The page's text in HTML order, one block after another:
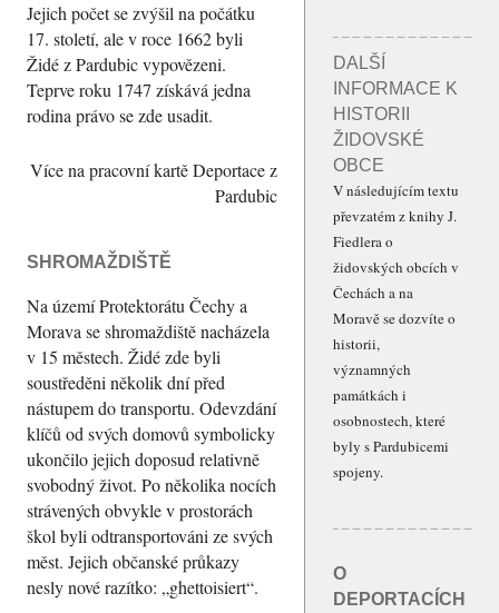
Jejich počet se zvýšil na počátku
17. století, ale v roce 1662 byli
Židé z Pardubic vypovězeni.
Teprve roku 1747 získává jedna
rodina právo se zde usadit.
Více na pracovní kartě Deportace z
Pardubic
SHROMAŽDIŠTĚ
Na území Protektorátu Čechy a
Morava se shromaždiště nacházela
v 15 městech. Židé zde byli
soustředěni několik dní před
nástupem do transportu. Odevzdání
klíčů od svých domovů symbolicky
ukončilo jejich doposud relativně
svobodný život. Po několika nocích
strávených obvykle v prostorách
škol byli odtransportováni ze svých
měst. Jejich občanské průkazy
nesly nové razítko: „ghettoisiert“.
DALŠÍ
INFORMACE K
HISTORII
ŽIDOVSKÉ
OBCE
V následujícím textu
převzatém z knihy J.
Fiedlera o
židovských obcích v
Čechách a na
Moravě se dozvíte o
historii,
významných
památkách i
osobnostech, které
byly s Pardubicemi
spojeny.
O
DEPORTACÍCH